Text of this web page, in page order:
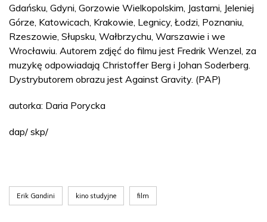
Gdańsku, Gdyni, Gorzowie Wielkopolskim, Jastarni, Jeleniej
Górze, Katowicach, Krakowie, Legnicy, Łodzi, Poznaniu,
Rzeszowie, Słupsku, Wałbrzychu, Warszawie i we
Wrocławiu. Autorem zdjęć do filmu jest Fredrik Wenzel, za
muzykę odpowiadają Christoffer Berg i Johan Soderberg.
Dystrybutorem obrazu jest Against Gravity. (PAP)
autorka: Daria Porycka
dap/ skp/
Erik Gandini kino studyjne film